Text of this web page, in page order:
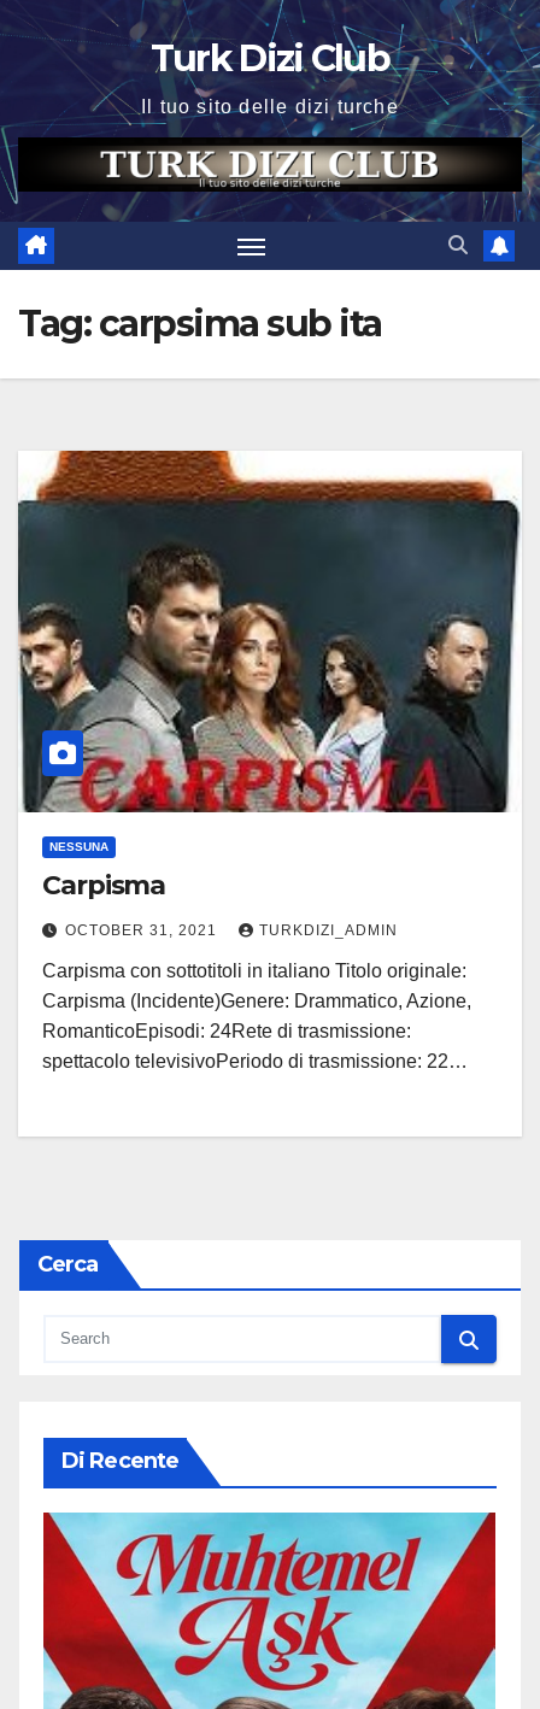
Turk Dizi Club
Il tuo sito delle dizi turche
Tag:carpsima sub ita
NESSUNA
Carpisma
OCTOBER 31, 2021 TURKDIZI_ADMIN
Carpisma con sottotitoli in italiano Titolo originale:
Carpisma (Incidente)Genere: Drammatico, Azione,
RomanticoEpisodi: 24Rete di trasmissione:
spettacolo televisivoPeriodo di trasmissione: 22…
Cerca
Di Recente